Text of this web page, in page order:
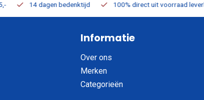
14 dagen bedenktijd 100% direct uit voorraad leverbaar
Informatie
Over ons
Merken
Categorieën